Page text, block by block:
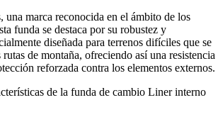
una marca reconocida en el ámbito de los
funda se destaca por su robustez y
diseñada para terrenos difíciles que se
de montaña, ofreciendo así una resistencia
reforzada contra los elementos externos.
de la funda de cambio Liner interno